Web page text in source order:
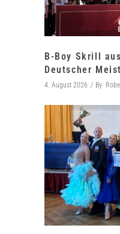
B-Boy Skrill
Deutscher
4. August 2026 By